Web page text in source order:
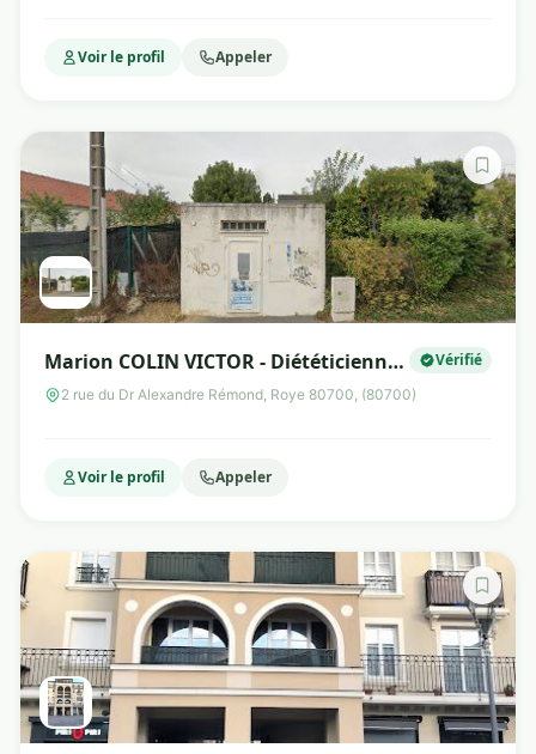
Voir le profil Appeler
Marion COLIN VICTOR - Diététicienne -
Nutritionniste - formée à l'abord
Vérifié
2 rue du Dr Alexandre Rémond, Roye 80700, (80700)
Voir le profil Appeler